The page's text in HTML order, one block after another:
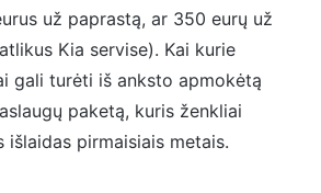
už paprastą, ar 350 eurų už
Kia servise). Kai kurie
gali turėti iš anksto apmokėtą
paketą, kuris ženkliai
išlaidas pirmaisiais metais.